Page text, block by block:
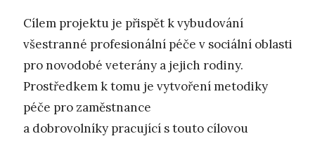
Cílem projektu je přispět k vybudování
všestranné profesionální péče v sociální oblasti
pro novodobé veterány a jejich rodiny.
Prostředkem k tomu je vytvoření metodiky
péče pro zaměstnance
a dobrovolníky pracující s touto cílovou